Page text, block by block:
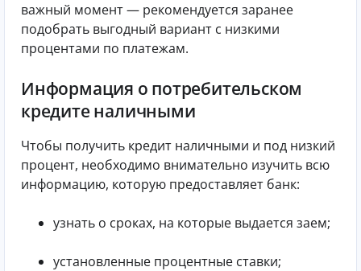
важный момент — рекомендуется заранее
подобрать выгодный вариант с низкими
процентами по платежам.
Информация о потребительском
кредите наличными
Чтобы получить кредит наличными и под низкий
процент, необходимо внимательно изучить всю
информацию, которую предоставляет банк:
узнать о сроках, на которые выдается заем;
установленные процентные ставки;